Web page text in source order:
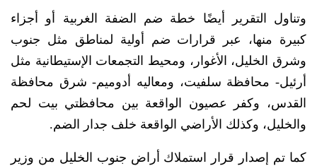
وتناول التقرير أيضًا خطة ضم الضفة الغربية أو أجزاء
كبيرة منها، عبر قرارات ضم أولية لمناطق مثل جنوب
وشرق الخليل، الأغوار، ومحيط التجمعات الإستيطانية مثل
أرئيل- محافظة سلفيت، ومعاليه أدوميم- شرق محافظة
القدس، وكفر عصيون الواقعة بين محافظتي بيت لحم
والخليل، وكذلك الأراضي الواقعة خلف جدار الضم.
كما تم إصدار قرار استملاك أراضٍ جنوب الخليل من وزير